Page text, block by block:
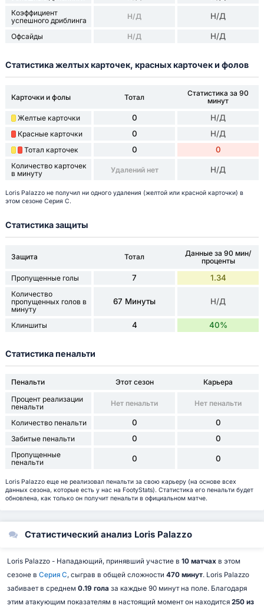
Коэффициент
успешного дриблинга
Н/Д Н/Д
Офсайды Н/Д Н/Д
Статистика желтых карточек, красных карточек и фолов
Карточки и фолы Тотал
Статистика за 90
минут
Желтые карточки
0 Н/Д
Красные карточки 0 Н/Д
Тотал карточек 0 0
Количество карточек
в минуту
Удалений нет Н/Д
Loris Palazzo не получил ни одного удаления (желтой или красной карточки) в
этом сезоне Серия C.
Статистика защиты
Защита Тотал
Данные за 90 мин/
проценты
Пропущенные голы
7 1.34
Количество
пропущенных голов в
минуту
67 Минуты Н/Д
Клиншиты 4 40%
Статистика пенальти
Пенальти Этот сезон
Карьера
Процент реализации
пенальти
Нет пенальти Нет пенальти
Количество пенальти 0 0
Забитые пенальти 0 0
Пропущенные
пенальти
0 0
Loris Palazzo еще не реализовал пенальти за свою карьеру (на основе всех
данных сезона, которые есть у нас на FootyStats). Статистика его пенальти будет
обновлена, как только он получит пенальти в официальном матче.
Статистический анализ Loris Palazzo
Loris Palazzo - Нападающий, принявший участие в 10 матчахв этом
сезоне в Серия C, сыграв в общей сложности 470 минут. Loris Palazzo
забивает в среднем 0.19 гола за каждые 90 минут на поле. Благодаря
этим атакующим показателям в настоящий момент он находится 250 из